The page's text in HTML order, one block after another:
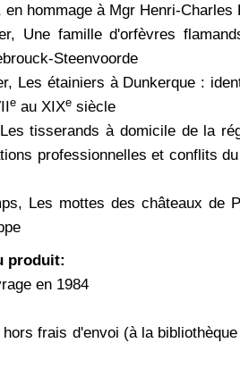
en hommage à Mgr Henri-Charles
Une famille d'orfèvres
Steenvoorde
Les étainiers à Dunkerque :
e au XIXe siècle
tisserands à domicile de la
professionnelles et conflits
Les mottes des châteaux de
produit:
en 1984
frais d'envoi (à la